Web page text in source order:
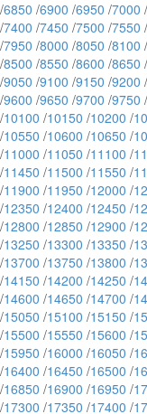
/6850 /6900 /6950 /7000 /
/7400 /7450 /7500 /7550 /
/7950 /8000 /8050 /8100 /
/8500 /8550 /8600 /8650 /
/9050 /9100 /9150 /9200 /
/9600 /9650 /9700 /9750 /
/10100 /10150 /10200 /
/10550 /10600 /10650 /
/11000 /11050 /11100 /
/11450 /11500 /11550 /
/11900 /11950 /12000 /
/12350 /12400 /12450 /
/12800 /12850 /12900 /
/13250 /13300 /13350 /
/13700 /13750 /13800 /
/14150 /14200 /14250 /
/14600 /14650 /14700 /
/15050 /15100 /15150 /
/15500 /15550 /15600 /
/15950 /16000 /16050 /
/16400 /16450 /16500 /
/16850 /16900 /16950 /
/17300 /17350 /17400 /